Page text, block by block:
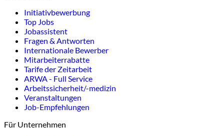
Initiativbewerbung
Top Jobs
Jobassistent
Fragen & Antworten
Internationale Bewerber
Mitarbeiterrabatte
Tarife der Zeitarbeit
ARWA - Full Service
Arbeitssicherheit/-medizin
Veranstaltungen
Job-Empfehlungen
Für Unternehmen